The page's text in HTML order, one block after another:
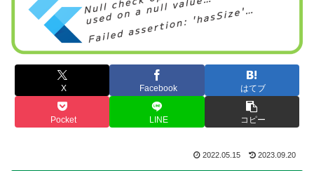
X Facebook はてブ
Pocket LINE コピー
2022.05.15 2023.09.20